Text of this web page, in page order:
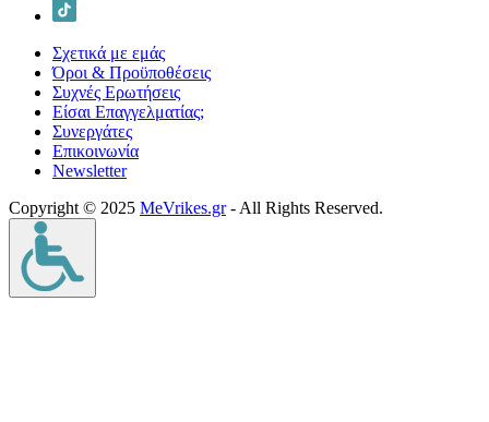
Σχετικά με εμάς
Όροι & Προϋποθέσεις
Συχνές Ερωτήσεις
Είσαι Επαγγελματίας;
Συνεργάτες
Επικοινωνία
Νewsletter
Copyright © 2025 MeVrikes.gr- All Rights Reserved.